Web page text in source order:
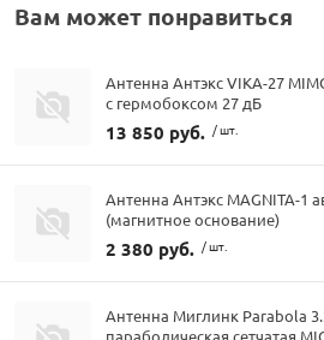
Вам может понравиться
Антенна Антэкс VIKA-27
с гермобоксом 27 дБ
13 850 руб. / шт.
Антенна Антэкс MAGNITA-1
(магнитное основание)
2 380 руб. / шт.
Антенна Миглинк Parabola